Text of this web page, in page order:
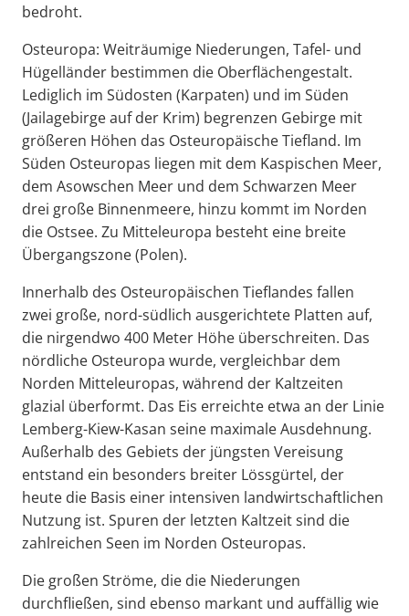
bedroht.
Osteuropa: Weiträumige Niederungen, Tafel- und
Hügelländer bestimmen die Oberflächengestalt.
Lediglich im Südosten (Karpaten) und im Süden
(Jailagebirge auf der Krim) begrenzen Gebirge mit
größeren Höhen das Osteuropäische Tiefland. Im
Süden Osteuropas liegen mit dem Kaspischen Meer,
dem Asowschen Meer und dem Schwarzen Meer
drei große Binnenmeere, hinzu kommt im Norden
die Ostsee. Zu Mitteleuropa besteht eine breite
Übergangszone (Polen).
Innerhalb des Osteuropäischen Tieflandes fallen
zwei große, nord-südlich ausgerichtete Platten auf,
die nirgendwo 400 Meter Höhe überschreiten. Das
nördliche Osteuropa wurde, vergleichbar dem
Norden Mitteleuropas, während der Kaltzeiten
glazial überformt. Das Eis erreichte etwa an der Linie
Lemberg-Kiew-Kasan seine maximale Ausdehnung.
Außerhalb des Gebiets der jüngsten Vereisung
entstand ein besonders breiter Lössgürtel, der
heute die Basis einer intensiven landwirtschaftlichen
Nutzung ist. Spuren der letzten Kaltzeit sind die
zahlreichen Seen im Norden Osteuropas.
Die großen Ströme, die die Niederungen
durchfließen, sind ebenso markant und auffällig wie